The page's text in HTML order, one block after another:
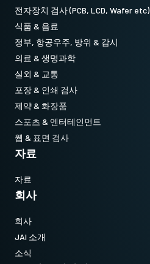
전자장치 검사 (PCB, LCD, Wafer etc)
식품 & 음료
정부, 항공우주, 방위 & 감시
의료 & 생명과학
실외 & 교통
포장 & 인쇄 검사
제약 & 화장품
스포츠 & 엔터테인먼트
웹 & 표면 검사
자료
자료
회사
회사
JAI 소개
소식